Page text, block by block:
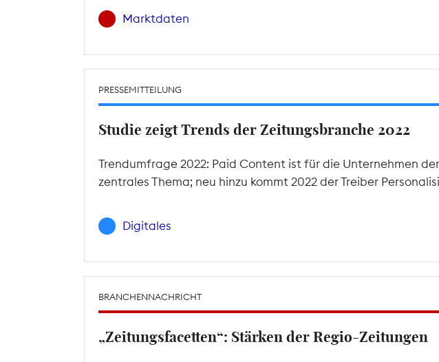
Marktdaten
PRESSEMITTEILUNG
Studie zeigt Trends der Zeitungsbranche 2022
Trendumfrage 2022: Paid Content ist für die Unternehmen
zentrales Thema; neu hinzu kommt 2022 der Treiber
Digitales
BRANCHENNACHRICHT
„Zeitungsfacetten“: Stärken der Regio-Zeitungen